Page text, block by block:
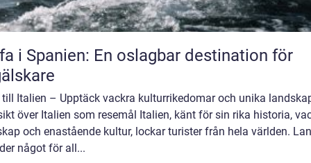
i Spanien: En oslagbar destination för
till Italien – Upptäck vackra kulturrikedomar och unika
över Italien som resemål Italien, känt för sin rika historia,
och enastående kultur, lockar turister från hela världen.
något för all...